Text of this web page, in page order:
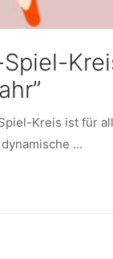
Kreis ist für
...